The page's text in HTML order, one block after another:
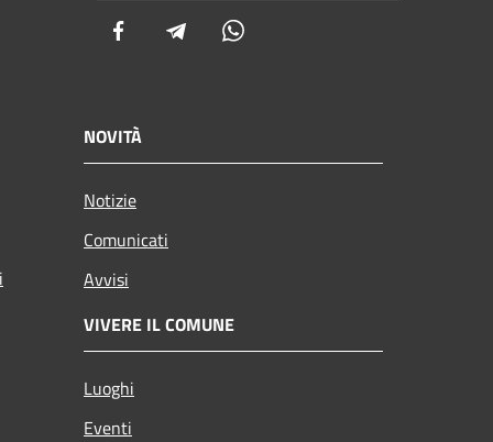
Facebook Telegram
NOVITÀ
Notizie
Comunicati
Avvisi
VIVERE IL COMUNE
Luoghi
Eventi